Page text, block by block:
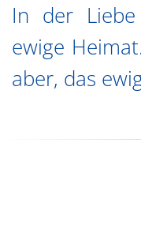
In der
ewige
aber, das